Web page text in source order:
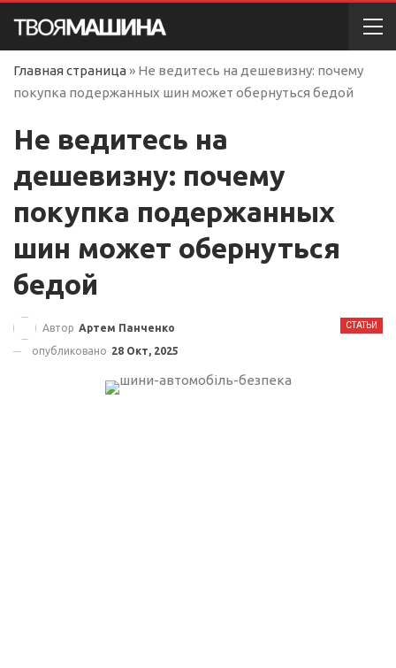
Главная страница » Не ведитесь на дешевизну: почему
покупка подержанных шин может обернуться бедой
Не ведитесь на
дешевизну: почему
покупка подержанных
шин может обернуться
бедой
СТАТЬИ
Автор Артем Панченко
опубликовано 28 Окт, 2025